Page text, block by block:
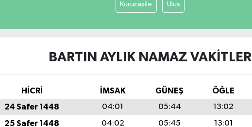
Kurucaşile Ulus
BARTIN AYLIK NAMAZ VAKITLERI
HİCRİ İMSAK GÜNEŞ ÖĞLE
24 Safer 1448 04:01 05:44 13:02
25 Safer 1448 04:02 05:45 13:01